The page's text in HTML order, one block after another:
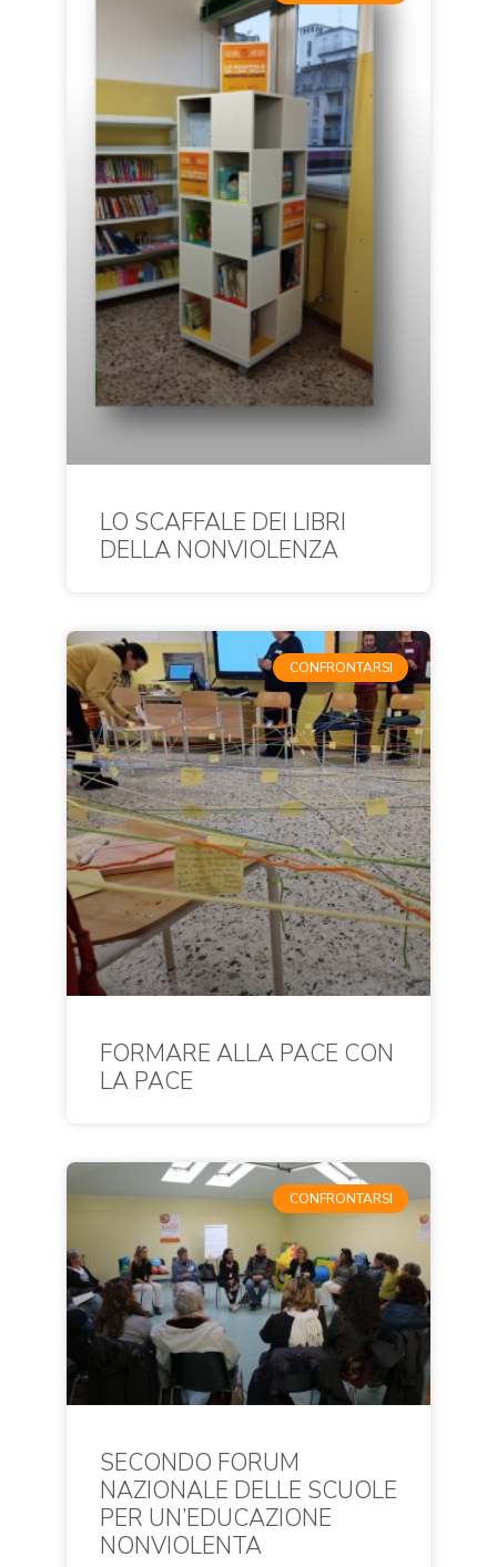
LO SCAFFALE DEI LIBRI
DELLA NONVIOLENZA
CONFRONTARSI
FORMARE ALLA PACE CON
LA PACE
CONFRONTARSI
SECONDO FORUM
NAZIONALE DELLE SCUOLE
PER UN’EDUCAZIONE
NONVIOLENTA